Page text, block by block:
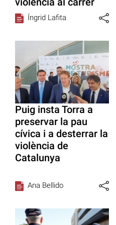
Íngrid Lafita
Puig insta Torra a
preservar la pau
cívica i a desterrar la
violència de
Catalunya
Ana Bellido